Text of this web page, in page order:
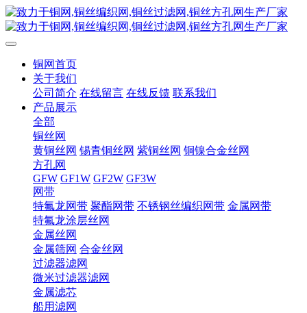
铜网首页
关于我们
公司简介 在线留言 在线反馈 联系我们
产品展示
全部
铜丝网
黄铜丝网 锡青铜丝网 紫铜丝网 铜镍合金丝网
方孔网
GFW GF1W GF2W GF3W
网带
特氟龙网带 聚酯网带 不锈钢丝编织网带 金属网带
特氟龙涂层丝网
金属丝网
金属筛网 合金丝网
过滤器滤网
微米过滤器滤网
金属滤芯
船用滤网